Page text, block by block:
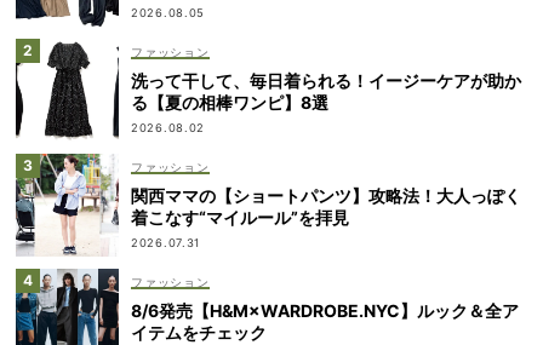
2026.08.05
ファッション
洗って干して、毎日着られる！イージーケアが助か
る【夏の相棒ワンピ】8選
2026.08.02
ファッション
関西ママの【ショートパンツ】攻略法！大人っぽく
着こなす“マイルール”を拝見
2026.07.31
ファッション
8/6発売【H&M×WARDROBE.NYC】ルック＆全ア
イテムをチェック